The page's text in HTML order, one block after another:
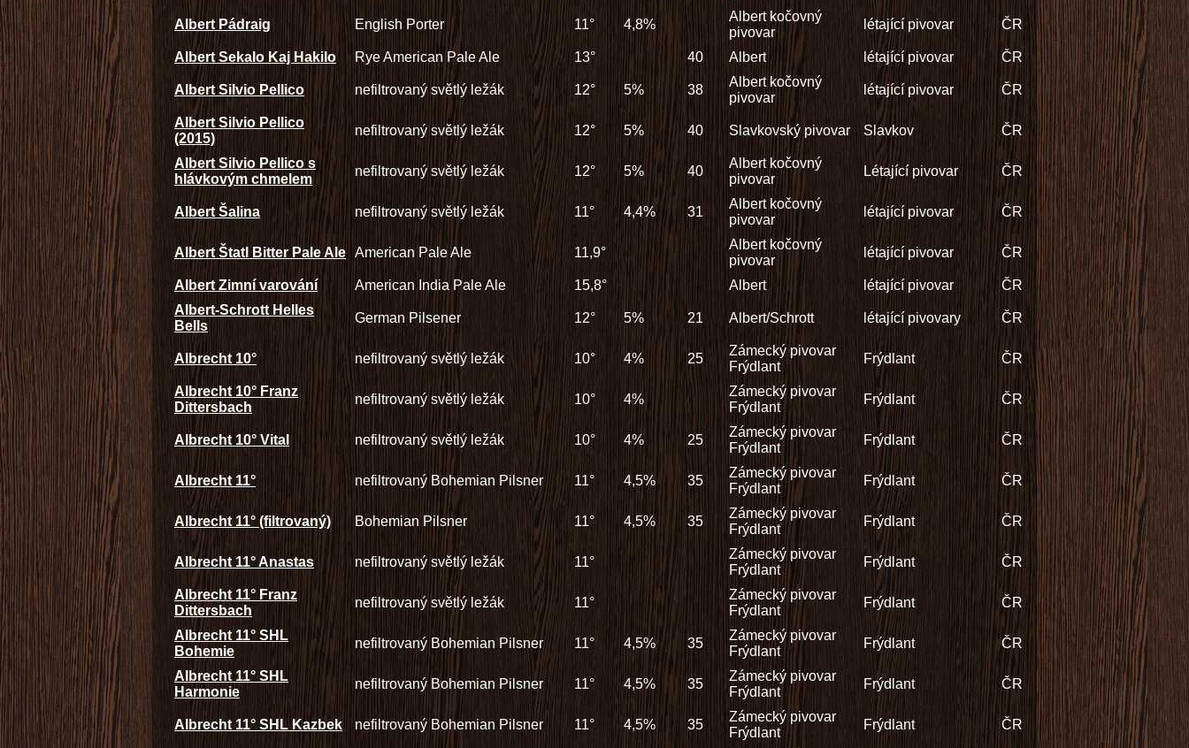
Albert Pádraig English Porter 11° 4,8%
Albert kočovný
pivovar
létající pivovar ČR
Albert Sekalo Kaj Hakilo Rye American Pale Ale 13° 40 Albert létající pivovar ČR
Albert Silvio Pellico nefiltrovaný světlý ležák 12° 5% 38
Albert kočovný
pivovar
létající pivovar ČR
Albert Silvio Pellico
(2015)
nefiltrovaný světlý ležák 12° 5% 40 Slavkovský pivovar Slavkov ČR
Albert Silvio Pellico s
hlávkovým chmelem
nefiltrovaný světlý ležák 12° 5% 40
Albert kočovný
pivovar
Létající pivovar ČR
Albert Šalina nefiltrovaný světlý ležák 11° 4,4% 31
Albert kočovný
pivovar
létající pivovar ČR
Albert Štatl Bitter Pale Ale American Pale Ale 11,9°
Albert kočovný
pivovar
létající pivovar ČR
Albert Zimní varování American India Pale Ale 15,8° Albert létající pivovar
ČR
Albert-Schrott Helles
Bells
German Pilsener 12° 5% 21 Albert/Schrott létající pivovary ČR
Albrecht 10° nefiltrovaný světlý ležák 10° 4% 25
Zámecký pivovar
Frýdlant
Frýdlant ČR
Albrecht 10° Franz
Dittersbach
nefiltrovaný světlý ležák 10° 4%
Zámecký pivovar
Frýdlant
Frýdlant ČR
Albrecht 10° Vital nefiltrovaný světlý ležák 10° 4% 25
Zámecký pivovar
Frýdlant
Frýdlant ČR
Albrecht 11° nefiltrovaný Bohemian Pilsner 11° 4,5% 35
Zámecký pivovar
Frýdlant
Frýdlant ČR
Albrecht 11° (filtrovaný) Bohemian Pilsner 11° 4,5% 35
Zámecký pivovar
Frýdlant
Frýdlant ČR
Albrecht 11° Anastas nefiltrovaný světlý ležák 11°
Zámecký pivovar
Frýdlant
Frýdlant ČR
Albrecht 11° Franz
Dittersbach
nefiltrovaný světlý ležák 11°
Zámecký pivovar
Frýdlant
Frýdlant ČR
Albrecht 11° SHL
Bohemie
nefiltrovaný Bohemian Pilsner 11° 4,5% 35
Zámecký pivovar
Frýdlant
Frýdlant ČR
Albrecht 11° SHL
Harmonie
nefiltrovaný Bohemian Pilsner 11° 4,5% 35
Zámecký pivovar
Frýdlant
Frýdlant ČR
Albrecht 11° SHL Kazbek nefiltrovaný Bohemian Pilsner 11° 4,5% 35
Zámecký pivovar
Frýdlant
Frýdlant ČR